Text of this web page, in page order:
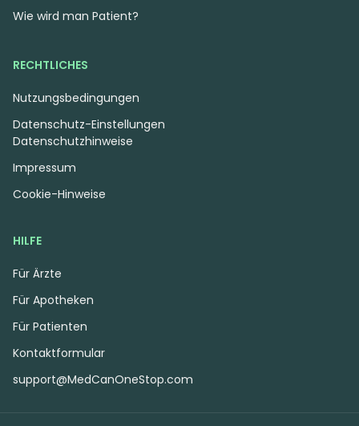
Wie wird man Patient?
HILFE
Für Ärzte
Für Apotheken
Für Patienten
Kontaktformular
support@MedCanOneStop.com
RECHTLICHES
Nutzungsbedingungen
Datenschutzhinweise
Impressum
Cookie-Hinweise
Datenschutz-Einstellungen